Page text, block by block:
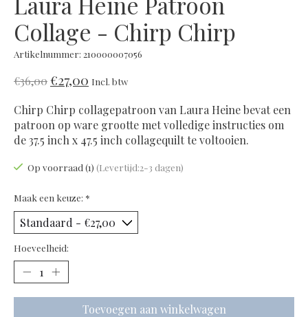
Collage - Chirp Chirp
Artikelnummer: 210000007056
€36,00€27,00 Incl. btw
Chirp Chirp collagepatroon van Laura Heine bevat een
patroon op ware grootte met volledige instructies om
de 37.5 inch x 47.5 inch collagequilt te voltooien.
Op voorraad (1) (Levertijd:2-3 dagen)
Maak een keuze: *
Hoeveelheid:
Toevoegen aan winkelwagen